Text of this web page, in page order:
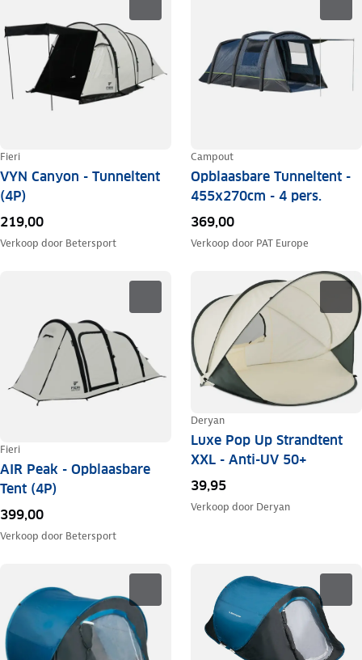
Fieri
VYN Canyon - Tunneltent
(4P)
219,00
Verkoop door Betersport
Campout
Opblaasbare Tunneltent -
455x270cm - 4 pers.
369,00
Verkoop door PAT Europe
Fieri
AIR Peak - Opblaasbare
Tent (4P)
399,00
Verkoop door Betersport
Deryan
Luxe Pop Up Strandtent
XXL - Anti-UV 50+
39,95
Verkoop door Deryan